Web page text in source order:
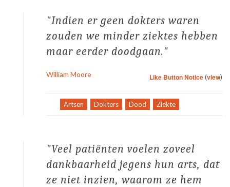
Indien er geen dokters waren
zouden we minder ziektes hebben
maar eerder doodgaan.
Like Button Notice(view)
William Moore
Artsen Dokters Dood Ziekte
Veel patiënten voelen zoveel
dankbaarheid jegens hun arts, dat
ze niet inzien, waarom ze hem